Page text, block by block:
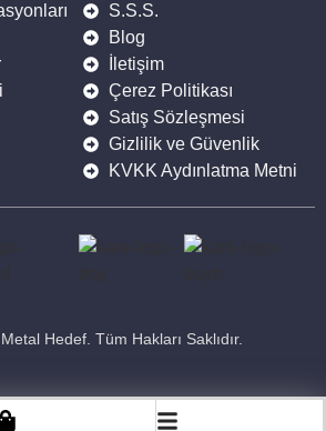
Çok Amaçlı Modüler Saplama Hedef
13.900,00
₺ 11.690,00
S.S.S.
Blog
İletişim
Çerez Politikası
Satış Sözleşmesi
Gizlilik ve Güvenlik
KVKK Aydınlatma Metni
Hedef. Tüm Hakları Saklıdır.